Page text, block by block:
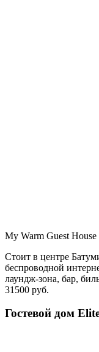
My Warm Guest House
Стоит в центре
беспроводной
лаундж-зона, бар,
31500 руб.
Гостевой дом